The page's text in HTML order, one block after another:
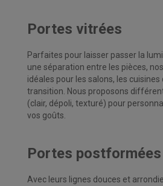
Portes vitrées
Parfaites pour laisser passer la
une séparation entre les pièces,
idéales pour les salons, les cuisines
transition. Nous proposons
(clair, dépoli, texturé) pour
vos goûts.
Portes postformées
Avec leurs lignes douces et